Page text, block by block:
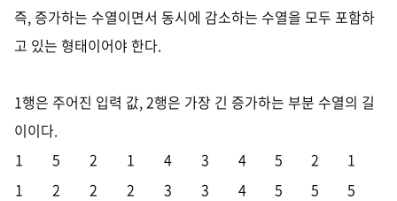
즉, 증가하는 수열이면서 동시에 감소하는 수열을 모두 포함하
고 있는 형태이어야 한다.
1행은 주어진 입력 값,2행은 가장 긴 증가하는 부분 수열의 길
이이다.
1
5 2 1 4 3 4 5 2
1
1
2 2 2 3 3 4 5 5 5